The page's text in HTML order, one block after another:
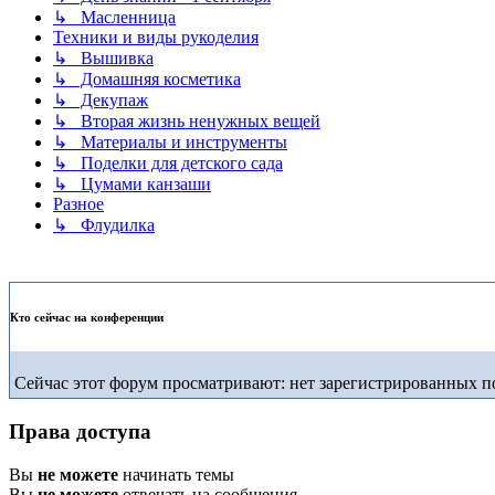
↳ Масленница
Техники и виды рукоделия
↳ Вышивка
↳ Домашняя косметика
↳ Декупаж
↳ Вторая жизнь ненужных вещей
↳ Материалы и инструменты
↳ Поделки для детского сада
↳ Цумами канзаши
Разное
↳ Флудилка
Кто сейчас на конференции
Сейчас этот форум просматривают: нет зарегистрированных
Права доступа
Вы не можете начинать темы